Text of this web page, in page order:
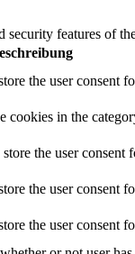
security features of
the user consent
cookies in the
the user consent
the user consent
the user consent